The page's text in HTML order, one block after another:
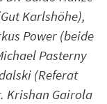
Karlshöhe),
Power (beide
Pasterny
(Referat
Krishan Gairola